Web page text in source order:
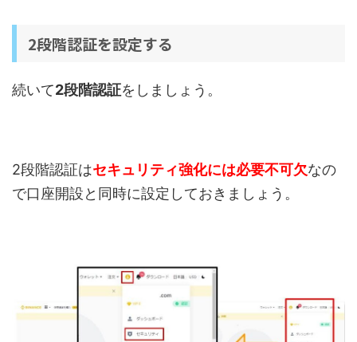
2段階認証を設定する
続いて2段階認証をしましょう。
2段階認証はセキュリティ強化には必要不可欠なの
で口座開設と同時に設定しておきましょう。